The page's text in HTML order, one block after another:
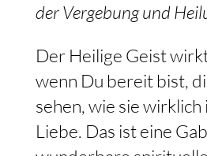
der Vergebung und
Der Heilige Geist
wenn Du bereit bist,
sehen, wie sie
Liebe. Das ist eine